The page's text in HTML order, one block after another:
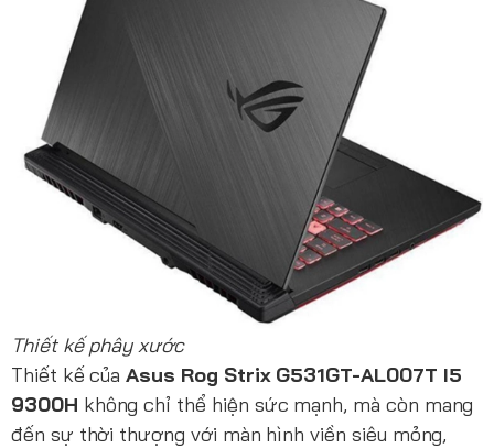
Thiết kế phây xước
Thiết kế củaAsus Rog Strix G531GT-AL007T I5
9300H không chỉ thể hiện sức mạnh, mà còn mang
đến sự thời thượng với màn hình viền siêu mỏng,